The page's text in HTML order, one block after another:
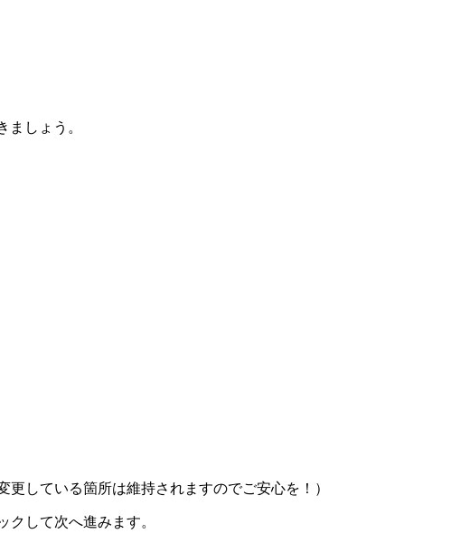
しょう。
している箇所は維持されますのでご安心を！）
クして次へ進みます。